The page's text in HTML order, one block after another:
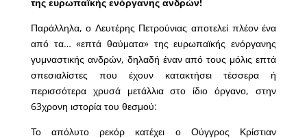
της ευρωπαϊκής ενόργανης ανδρών!
Παράλληλα, ο Λευτέρης Πετρούνιας αποτελεί πλέον ένα
από τα… «επτά θαύματα» της ευρωπαϊκής ενόργανης
γυμναστικής ανδρών, δηλαδή έναν από τους μόλις επτά
σπεσιαλίστες που έχουν κατακτήσει τέσσερα ή
περισσότερα χρυσά μετάλλια στο ίδιο όργανο, στην
63χρονη ιστορία του θεσμού:
Το απόλυτο ρεκόρ κατέχει ο Ούγγρος Κρίστιαν